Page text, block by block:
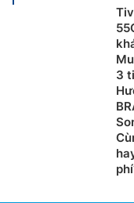
trội và màu sắc
Cũng nhờ vậy mà
thường được thiết
sang trọng, hiện
Tivi Samsung Neo
Đây là dòng tivi
Samsung, được
3